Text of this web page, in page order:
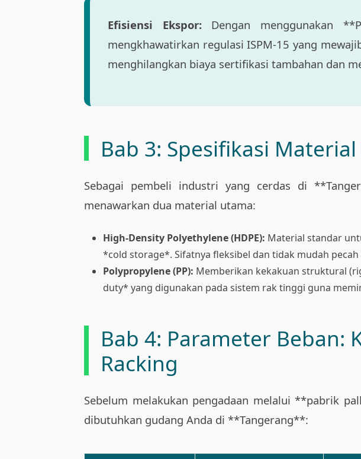
Efisiensi Ekspor:Dengan menggunakan
mengkhawatirkan regulasi ISPM-15 yang
menghilangkan biaya sertifikasi tambahan dan
Bab 3: Spesifikasi Material
Sebagai pembeli industri yang cerdas di
menawarkan dua material utama:
High-Density Polyethylene (HDPE): Material standar
*cold storage*. Sifatnya fleksibel dan tidak mudah
Polypropylene (PP): Memberikan kekakuan struktural
duty* yang digunakan pada sistem rak tinggi guna
Bab 4: Parameter Beban:
Racking
Sebelum melakukan pengadaan melalui **pabrik
dibutuhkan gudang Anda di **Tangerang**: